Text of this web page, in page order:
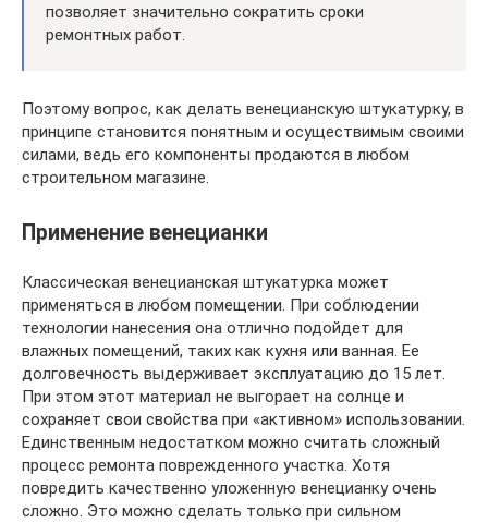
позволяет значительно сократить сроки
ремонтных работ.
Поэтому вопрос, как делать венецианскую штукатурку, в
принципе становится понятным и осуществимым своими
силами, ведь его компоненты продаются в любом
строительном магазине.
Применение венецианки
Классическая венецианская штукатурка может
применяться в любом помещении. При соблюдении
технологии нанесения она отлично подойдет для
влажных помещений, таких как кухня или ванная. Ее
долговечность выдерживает эксплуатацию до 15 лет.
При этом этот материал не выгорает на солнце и
сохраняет свои свойства при «активном» использовании.
Единственным недостатком можно считать сложный
процесс ремонта поврежденного участка. Хотя
повредить качественно уложенную венецианку очень
сложно. Это можно сделать только при сильном